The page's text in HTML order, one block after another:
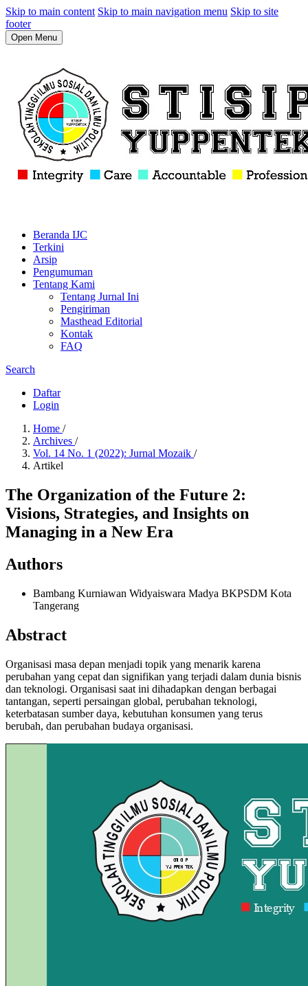
Skip to main content Skip to main navigation menu Skip to site
footer
Open Menu
Beranda IJC
Terkini
Arsip
Pengumuman
Tentang Kami
Tentang Jurnal Ini
Pengiriman
Masthead Editorial
Kontak
FAQ
Search
Daftar
Login
Home /
Archives /
Vol. 14 No. 1 (2022): Jurnal Mozaik /
Artikel
The Organization of the Future 2:
Visions, Strategies, and Insights on
Managing in a New Era
Authors
Bambang Kurniawan Widyaiswara Madya BKPSDM Kota
Tangerang
Abstract
Organisasi masa depan menjadi topik yang menarik karena
perubahan yang cepat dan signifikan yang terjadi dalam dunia bisnis
dan teknologi. Organisasi saat ini dihadapkan dengan berbagai
tantangan, seperti persaingan global, perubahan teknologi,
keterbatasan sumber daya, kebutuhan konsumen yang terus
berubah, dan perubahan budaya organisasi.